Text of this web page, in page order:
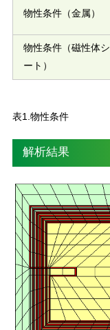
物性条件（金属）
物性条件（磁性体シ
ート）
表1.物性条件
解析結果